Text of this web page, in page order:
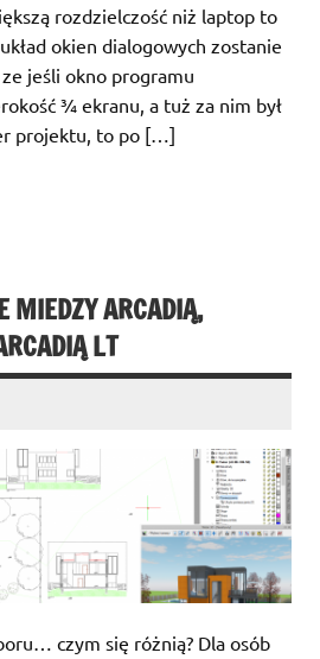
rozdzielczość niż laptop to
okien dialogowych zostanie
jeśli okno programu
¾ ekranu, a tuż za nim był
projektu, to po […]
MIEDZY ARCADIĄ,
LT
czym się różnią? Dla osób